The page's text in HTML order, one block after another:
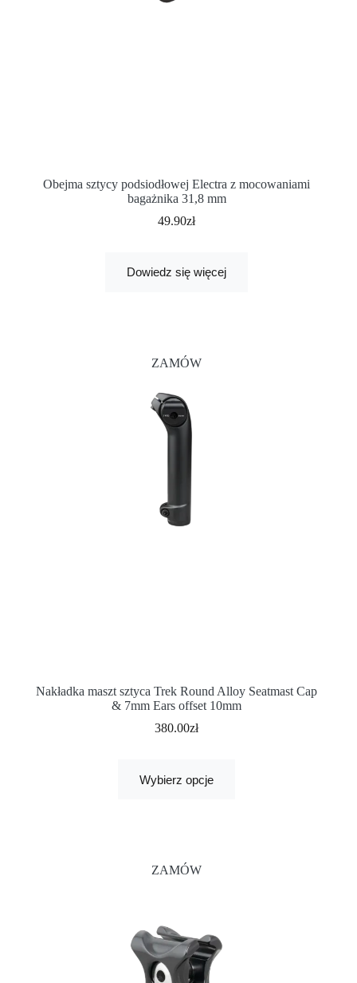
Obejma sztycy podsiodłowej Electra z mocowaniami
bagażnika 31,8 mm
49.90zł
Dowiedz się więcej
ZAMÓW
Nakładka maszt sztyca Trek Round Alloy Seatmast Cap
& 7mm Ears offset 10mm
380.00zł
Wybierz opcje
ZAMÓW